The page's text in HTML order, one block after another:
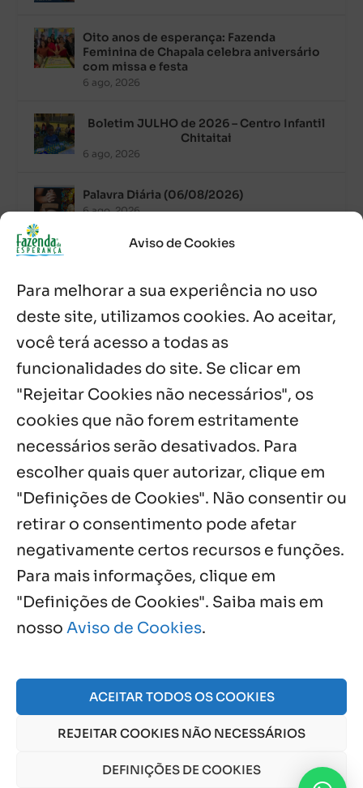
Aviso de Cookies
Para melhorar a sua experiência no uso
deste site, utilizamos cookies. Ao aceitar,
você terá acesso a todas as
funcionalidades do site. Se clicar em
"Rejeitar Cookies não necessários", os
cookies que não forem estritamente
necessários serão desativados. Para
escolher quais quer autorizar, clique em
"Definições de Cookies". Não consentir ou
retirar o consentimento pode afetar
negativamente certos recursos e funções.
Para mais informações, clique em
"Definições de Cookies". Saiba mais em
nosso Aviso de Cookies.
ACEITAR TODOS OS COOKIES
REJEITAR COOKIES NÃO NECESSÁRIOS
DEFINIÇÕES DE COOKIES
Oito anos de esperança: Fazenda
Feminina de Chapala celebra aniversário
com missa e festa
6 ago, 2026
Boletim JULHO de 2026 – Centro Infantil
Chitaitai
6 ago, 2026
Palavra Diária (06/08/2026)
6 ago, 2026
de Guadalajara
Fazenda Dom Mário comemora 5 anos
com testemunhos e missa em São
Cristóvão
5 ago, 2026
Notícias por Categoria
Agosto, 2026
da Esperança. CNPJ: 48555775000150 |
Aviso de Cookies
eAviso de Privacidade